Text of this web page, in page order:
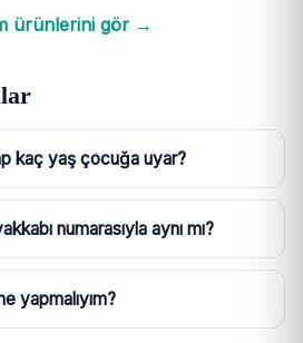
ürünlerini gör →
kaç yaş çocuğa uyar?
numarasıyla aynı mı?
yapmalıyım?